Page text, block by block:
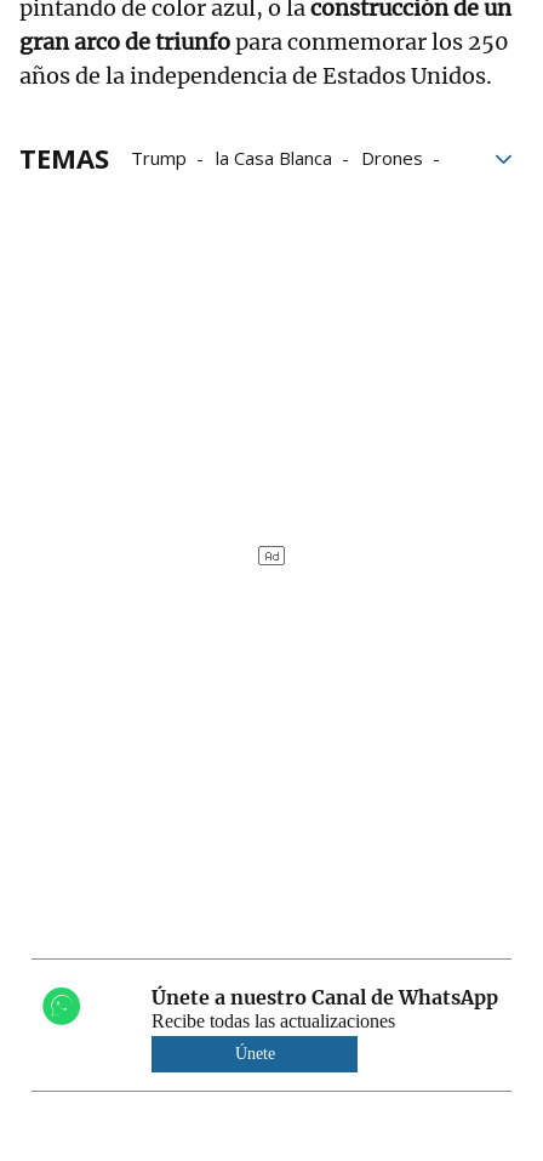
pintando de color azul, o laconstrucción de un
gran arco de triunfopara conmemorar los 250
años de la independencia de Estados Unidos.
TEMAS Trump la Casa Blanca
Drones
Únete a nuestro Canal de WhatsApp
Recibe todas las actualizaciones
Únete